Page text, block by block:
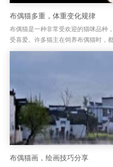
布偶猫多重，体重变化规律
布偶猫是一种非常受欢迎的猫咪品种
受喜爱。许多猫主在饲养布偶猫时，
猫的体重发展规律，不仅有助于评估
布偶猫画，绘画技巧分享